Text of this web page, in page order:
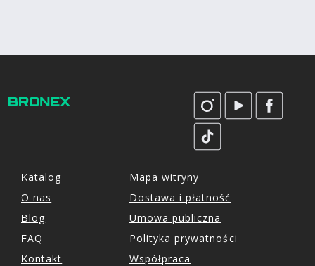
Katalog
O nas
Blog
FAQ
Kontakt
Mapa witryny
Dostawa i płatność
Umowa publiczna
Polityka prywatności
Współpraca